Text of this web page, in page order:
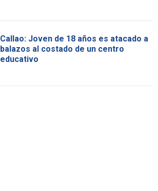
Callao: Joven de 18 años es atacado a
balazos al costado de un centro
educativo